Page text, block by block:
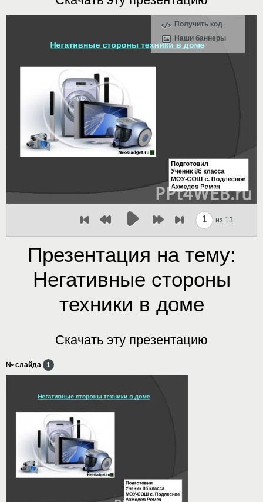
Получить код
Наши баннеры
1 из 13
Презентация на тему:
Негативные стороны
техники в доме
Скачать эту презентацию
№ слайда 1